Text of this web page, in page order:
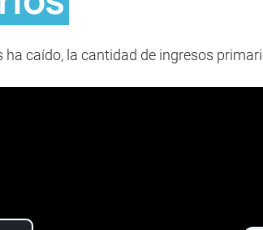
caído, la cantidad de ingresos